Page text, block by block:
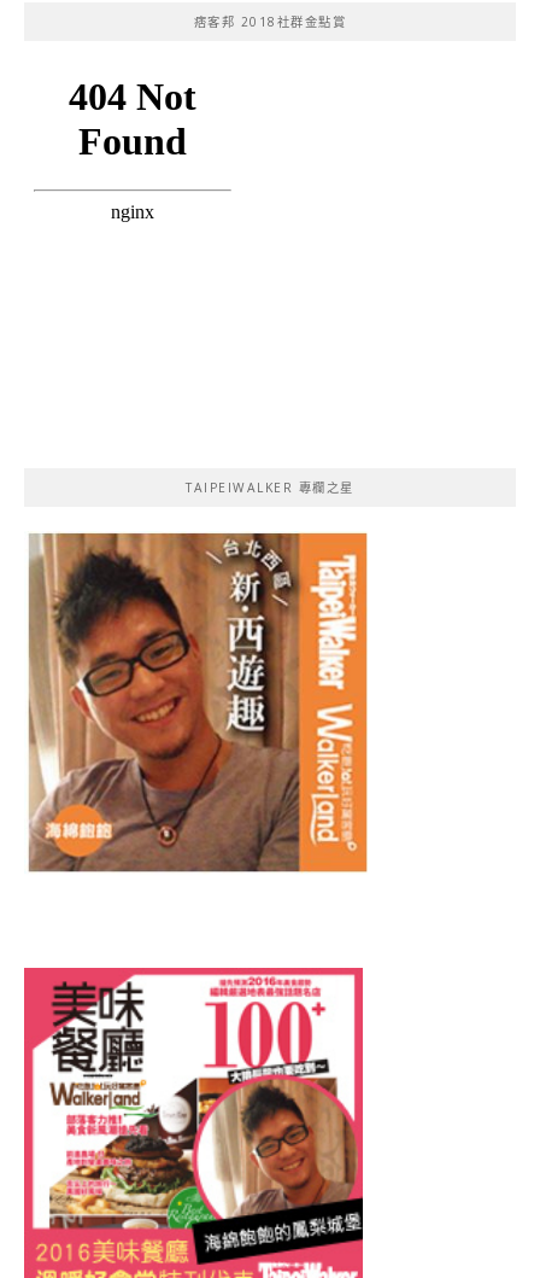
痞客邦 2018社群金點賞
TAIPEIWALKER 專欄之星